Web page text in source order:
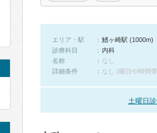
エリア・駅
鰭ヶ崎駅 (1000m)
診療科目
内科
名称
なし
詳細条件
なし (曜日や時間
土曜日